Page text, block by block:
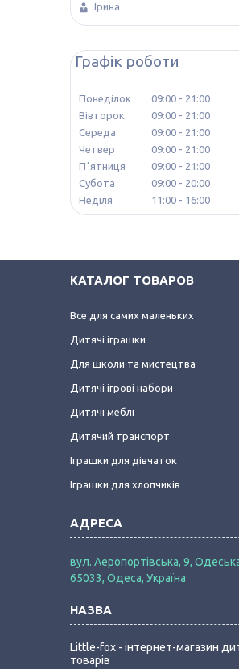
Ірина
Графік роботи
Понеділок 09:00
21:00
Вівторок
09:00
21:00
Середа
09:00
21:00
Четвер
09:00
21:00
Пʼятниця
09:00
21:00
Субота
09:00
20:00
Неділя
11:00 16:00
КАТАЛОГ ТОВАРОВ
Все для самих маленьких
Дитячі іграшки
Для школи та мистецтва
Дитячі ігрові набори
Дитячі меблі
Дитячий транспорт
Іграшки для дівчаток
Іграшки для хлопчиків
вул. Аеропортівська, 9,
65033, Одеса, Україна
Little-fox - інтернет-магазин
товарів